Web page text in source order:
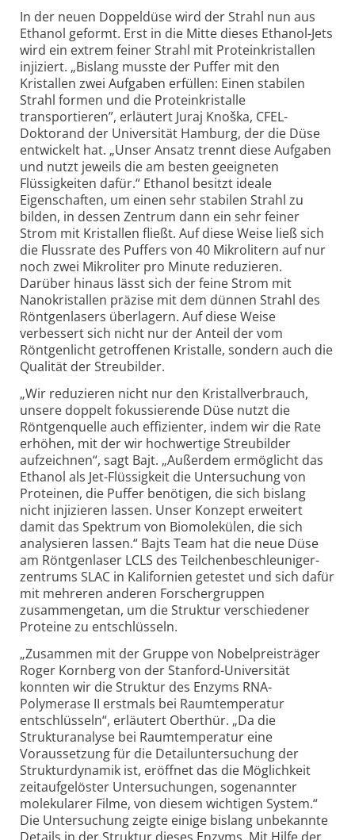
In der neuen Doppeldüse wird der Strahl nun aus
Ethanol geformt. Erst in die Mitte dieses Ethanol-Jets
wird ein extrem feiner Strahl mit Protein­kristallen
injiziert. „Bislang musste der Puffer mit den
Kristallen zwei Aufgaben erfüllen: Einen stabilen
Strahl formen und die Proteinkristalle
transportieren”, erläutert Juraj Knoška, CFEL-
Doktorand der Universität Hamburg, der die Düse
entwickelt hat. „Unser Ansatz trennt diese Aufgaben
und nutzt jeweils die am besten geeigneten
Flüssigkeiten dafür.“ Ethanol besitzt ideale
Eigenschaften, um einen sehr stabilen Strahl zu
bilden, in dessen Zentrum dann ein sehr feiner
Strom mit Kristallen fließt. Auf diese Weise ließ sich
die Flussrate des Puffers von 40 Mikrolitern auf nur
noch zwei Mikroliter pro Minute reduzieren.
Darüber hinaus lässt sich der feine Strom mit
Nanokristallen präzise mit dem dünnen Strahl des
Röntgen­lasers überlagern. Auf diese Weise
verbessert sich nicht nur der Anteil der vom
Röntgen­licht getroffenen Kristalle, sondern auch die
Qualität der Streubilder.
„Wir reduzieren nicht nur den Kristall­verbrauch,
unsere doppelt fokussierende Düse nutzt die
Röntgen­quelle auch effizienter, indem wir die Rate
erhöhen, mit der wir hochwertige Streubilder
aufzeichnen“, sagt Bajt. „Außerdem ermöglicht das
Ethanol als Jet-Flüssigkeit die Untersuchung von
Proteinen, die Puffer benötigen, die sich bislang
nicht injizieren lassen. Unser Konzept erweitert
damit das Spektrum von Bio­molekülen, die sich
analysieren lassen.“ Bajts Team hat die neue Düse
am Röntgenlaser LCLS des Teilchen­beschleuniger­
zentrums SLAC in Kalifornien getestet und sich dafür
mit mehreren anderen Forscher­gruppen
zusammengetan, um die Struktur verschiedener
Proteine zu entschlüsseln.
„Zusammen mit der Gruppe von Nobelpreis­träger
Roger Kornberg von der Stanford-Universität
konnten wir die Struktur des Enzyms RNA-
Polymerase II erstmals bei Raumtemperatur
entschlüsseln“, erläutert Oberthür. „Da die
Strukturanalyse bei Raumtemperatur eine
Voraussetzung für die Detail­untersuchung der
Struktur­dynamik ist, eröffnet das die Möglichkeit
zeitaufgelöster Untersuchungen, sogenannter
molekularer Filme, von diesem wichtigen System.“
Die Untersuchung zeigte einige bislang unbekannte